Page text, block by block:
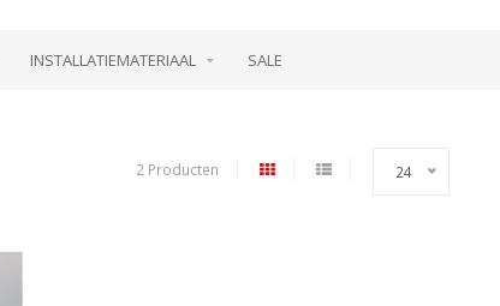
INSTALLATIEMATERIAAL SALE
2 Producten 24